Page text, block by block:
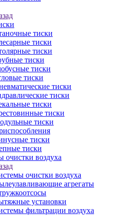
тиски
тиски
тиски
тиски
тиски
тиски
тиски
тиски
тиски
тиски
тиски
тиски
тиски
очистки воздуха
очистки воздуха
агрегаты
установки
фильтрации воздуха